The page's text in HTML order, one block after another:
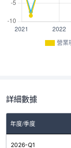
營業
詳細數據
年度/季度
2026-Q1